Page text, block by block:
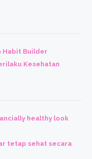
Habit Builder
Kesehatan
healthy look
tetap sehat secara